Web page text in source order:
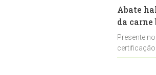
Abate
da
Presente